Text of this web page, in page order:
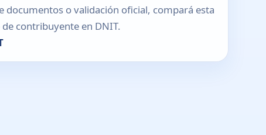
documentos o validación oficial, compará esta
contribuyente en DNIT.